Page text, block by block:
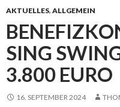
AKTUELLES, ALLGEMEIN
SING
3.800 EURO
16. SEPTEMBER 2024